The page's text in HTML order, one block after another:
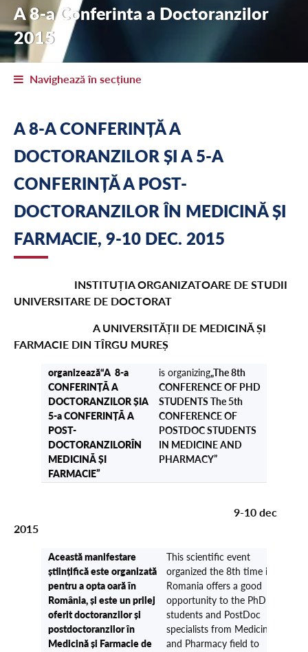
A 8-a Conferinta a Doctoranzilor
2015
Navighează în secțiune
A 8-A CONFERINȚĂ A
DOCTORANZILOR ȘI A 5-A
CONFERINȚĂ A POST-
DOCTORANZILOR ÎN MEDICINĂ ȘI
FARMACIE, 9-10 DEC. 2015
INSTITUȚIA ORGANIZATOARE DE STUDII
UNIVERSITARE DE DOCTORAT
A UNIVERSITĂȚII DE MEDICINĂ ȘI
FARMACIE DIN TÎRGU MUREȘ
organizează“A 8-a
CONFERINȚĂ A
DOCTORANZILOR ȘIA
5-a CONFERINȚĂ A
POST-
DOCTORANZILORÎN
MEDICINĂ ȘI
FARMACIE”
is organizing„The 8th
CONFERENCE OF PHD
STUDENTS The 5th
CONFERENCE OF
POSTDOC STUDENTS
IN MEDICINE AND
PHARMACY”
9-10 dec
2015
Această manifestare
științifică este organizată
pentru a opta oară în
România, și este un prilej
oferit doctoranzilor și
postdoctoranzilor în
Medicină și Farmacie de
This scientific event
organized the 8th time in
Romania offers a good
opportunity to the PhD
students and PostDoc
specialists from Medicine
and Pharmacy field to